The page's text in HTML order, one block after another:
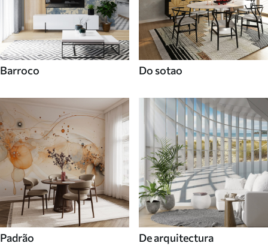
Barroco Do sotao
Padrão De arquitectura